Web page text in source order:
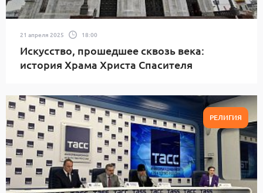
21 апреля 2025 18:00
Искусство, прошедшее сквозь века:
история Храма Христа Спасителя
РЕЛИГИЯ